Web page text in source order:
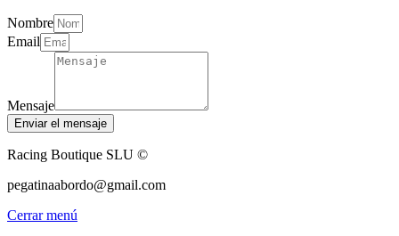
Nombre
Email
Mensaje
Enviar el mensaje
Racing Boutique SLU ©
pegatinaabordo@gmail.com
Cerrar menú